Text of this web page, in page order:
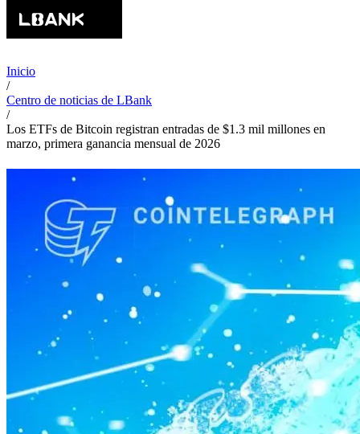
Inicio
/
Centro de noticias de LBank
/
Los ETFs de Bitcoin registran entradas de $1.3 mil millones en
marzo, primera ganancia mensual de 2026